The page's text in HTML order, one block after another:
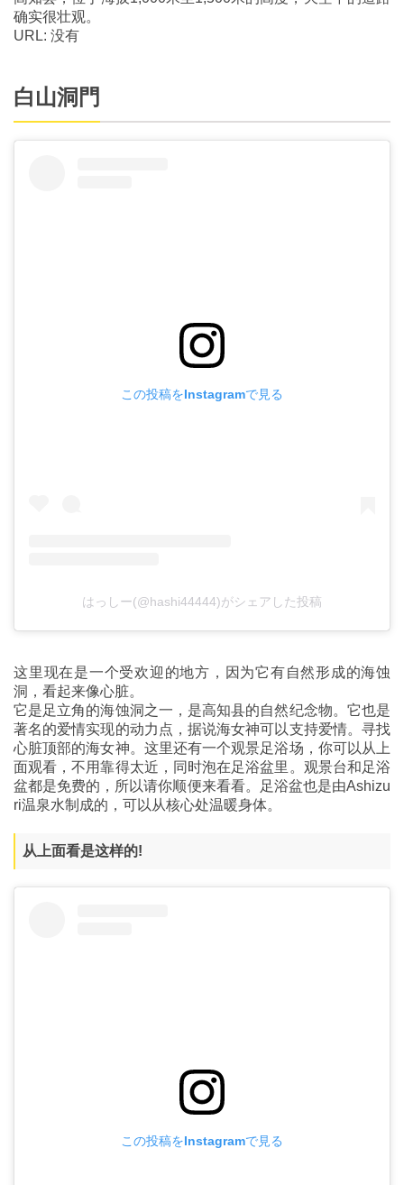
确实很壮观。
URL: 没有
白山洞門
この投稿をInstagramで見る
はっしー(@hashi44444)がシェアした投稿
这里现在是一个受欢迎的地方，因为它有自然形成的海蚀
洞，看起来像心脏。
它是足立角的海蚀洞之一，是高知县的自然纪念物。它也是
著名的爱情实现的动力点，据说海女神可以支持爱情。寻找
心脏顶部的海女神。这里还有一个观景足浴场，你可以从上
面观看，不用靠得太近，同时泡在足浴盆里。观景台和足浴
盆都是免费的，所以请你顺便来看看。足浴盆也是由Ashizu
ri温泉水制成的，可以从核心处温暖身体。
从上面看是这样的!
この投稿をInstagramで見る